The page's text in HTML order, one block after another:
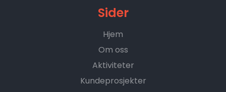
Sider
Hjem
Om oss
Aktiviteter
Kundeprosjekter